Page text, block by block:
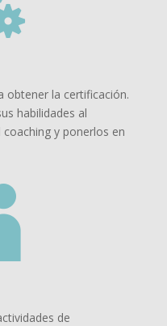
obtener la certificación.
habilidades al
y ponerlos en
de